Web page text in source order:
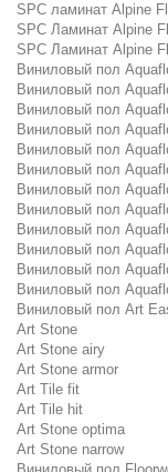
SPC ламинат Alpine
SPC Ламинат Alpine
SPC Ламинат Alpine
Виниловый пол
Виниловый пол
Виниловый пол
Виниловый пол
Виниловый пол
Виниловый пол
Виниловый пол
Виниловый пол
Виниловый пол
Виниловый пол
Виниловый пол
Виниловый пол
Виниловый пол Art
Art Stone
Art Stone airy
Art Stone armor
Art Tile fit
Art Tile hit
Art Stone optima
Art Stone narrow